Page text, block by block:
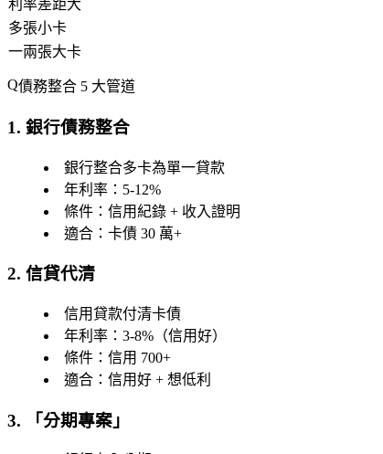
利率差距大
多張小卡
一兩張大卡
債務整合 5 大管道
1. 銀行債務整合
銀行整合多卡為單一貸款
年利率：5-12%
條件：信用紀錄 + 收入證明
適合：卡債 30 萬+
2. 信貸代清
信用貸款付清卡債
年利率：3-8%（信用好）
條件：信用 700+
適合：信用好 + 想低利
3. 「分期專案」